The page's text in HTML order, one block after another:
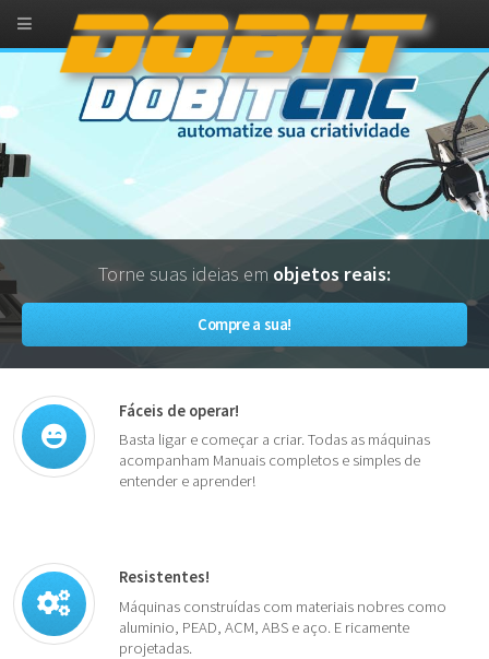
Torne suas ideias em objetos reais:
Compre a sua!
Fáceis de operar!
Basta ligar e começar a criar. Todas as máquinas
acompanham Manuais completos e simples de
entender e aprender!
Resistentes!
Máquinas construídas com materiais nobres como
aluminio, PEAD, ACM, ABS e aço. E ricamente
projetadas.